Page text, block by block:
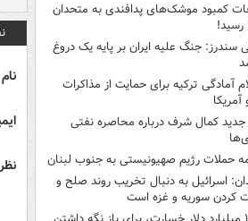
کمبود موشک‌های پدافندی به متحدان
رسید!
سندرز: جنگ علیه ایران بر پایه یک دروغ
آمادگی ترکیه برای حمایت از مذاکرات
آمریکا
جدید کمال شرف درباره محاصره نفتی
حملات رژیم صهیونیستی به جنوب لبنان
اسرائیل به دنبال تخریب روند صلح و
کردن سوریه و غزه است
نام